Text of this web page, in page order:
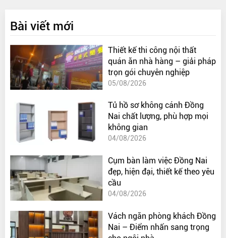
Bài viết mới
Thiết kế thi công nội thất
quán ăn nhà hàng – giải pháp
trọn gói chuyên nghiệp
05/08/2026
Tủ hồ sơ không cánh Đồng
Nai chất lượng, phù hợp mọi
không gian
04/08/2026
Cụm bàn làm việc Đồng Nai
đẹp, hiện đại, thiết kế theo yêu
cầu
04/08/2026
Vách ngăn phòng khách Đồng
Nai – Điểm nhấn sang trọng